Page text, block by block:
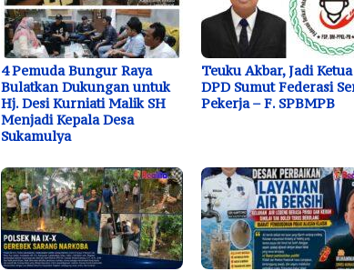
4 Pemuda Bungur Raya
Bulatkan Dukungan untuk
Hj. Desi Kurniati Malik SH
Menjadi Kepala Desa
Sukamulya
Teuku Akbar, Jadi Ketua
DPD Sumut Federasi
Pekerja – F. SPBMPB